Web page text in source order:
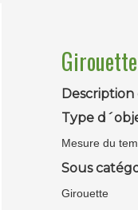
Girouette
Type
Mesure du
Sous
Girouette